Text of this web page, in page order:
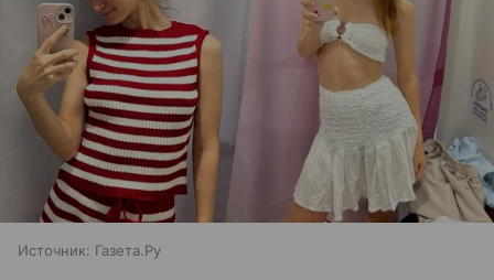
Источник: Газета.Ру